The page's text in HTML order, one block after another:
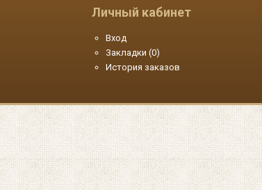
Личный кабинет
Вход
Закладки (0)
История заказов